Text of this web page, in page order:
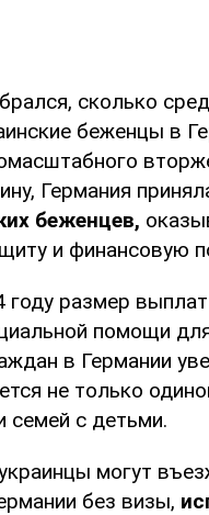
сколько
беженцы в
Германия
беженцев,
и финансовую
году размер
помощи
в Германии
не только
семей с детьми.
могут
без визы,